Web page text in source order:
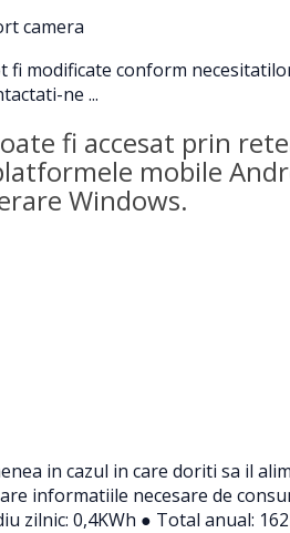
camera
modificate conform
ne ...
fi accesat prin
mobile
Windows.
in cazul in care doriti sa il
informatiile necesare de
zilnic: 0,4KWh ● Total anual: